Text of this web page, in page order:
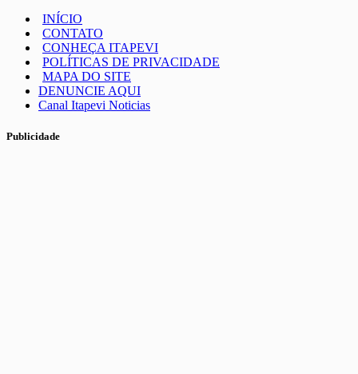
INÍCIO
CONTATO
CONHEÇA ITAPEVI
POLÍTICAS DE PRIVACIDADE
MAPA DO SITE
DENUNCIE AQUI
Canal Itapevi Noticias
Publicidade